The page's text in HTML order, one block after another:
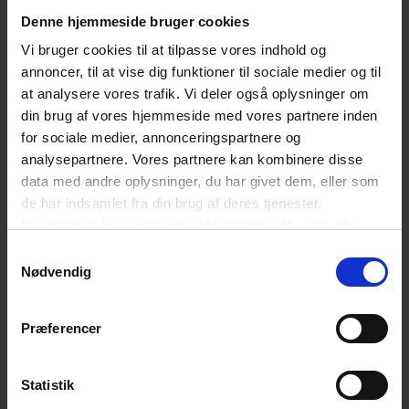
Denne hjemmeside bruger cookies
Vi bruger cookies til at tilpasse vores indhold og
annoncer, til at vise dig funktioner til sociale medier og til
at analysere vores trafik. Vi deler også oplysninger om
din brug af vores hjemmeside med vores partnere inden
for sociale medier, annonceringspartnere og
analysepartnere. Vores partnere kan kombinere disse
data med andre oplysninger, du har givet dem, eller som
de har indsamlet fra din brug af deres tjenester.
hjørne på websitet.
Nødvendig
Præferencer
Statistik
Baggrund: Bødemodel og lovgrundlag
Lovbemærkningerne til markedsføringsloven
præciserer, at virksomheder, der retter deres
markedsføring mod unge under 18 år, ikke må
omtale begreber som “fri bar”, “billige drinks”,
“happy hour” eller “pubcrawl”.
bøder på 10.000 kroner pr. opslag med
kroner pr. opslag herefter. Hvis markedsføringen
efterskoleelever – forhøjes bøden med 75 procent.